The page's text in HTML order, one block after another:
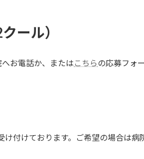
ール）
お電話か、または こちらの応募フォ
付けております。ご希望の場合は病